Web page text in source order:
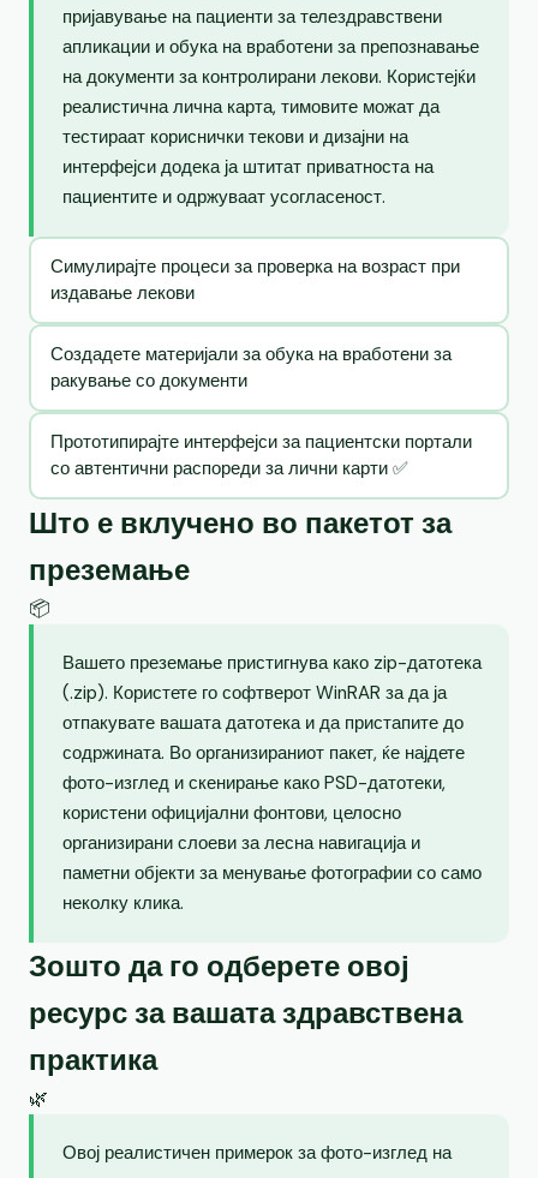
пријавување на пациенти за телездравствени
апликации и обука на вработени за препознавање
на документи за контролирани лекови. Користејќи
реалистична лична карта, тимовите можат да
тестираат кориснички текови и дизајни на
интерфејси додека ја штитат приватноста на
пациентите и одржуваат усогласеност.
Симулирајте процеси за проверка на возраст при
издавање лекови
Создадете материјали за обука на вработени за
ракување со документи
Прототипирајте интерфејси за пациентски портали
со автентични распореди за лични карти ✅
Што е вклучено во пакетот за
преземање
📦
Вашето преземање пристигнува како zip-датотека
(.zip). Користете го софтверот WinRAR за да ја
отпакувате вашата датотека и да пристапите до
содржината. Во организираниот пакет, ќе најдете
фото-изглед и скенирање како PSD-датотеки,
користени официјални фонтови, целосно
организирани слоеви за лесна навигација и
паметни објекти за менување фотографии со само
неколку клика.
Зошто да го одберете овој
ресурс за вашата здравствена
практика
🌿
Овој реалистичен примерок за фото-изглед на